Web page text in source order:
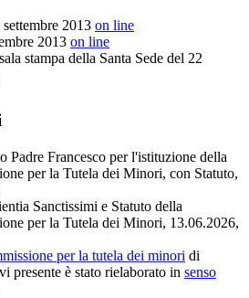
2013 on line
2013 on line
stampa della Santa Sede del 22
Padre Francesco per l'istituzione della
per la Tutela dei Minori, con Statuto,
Sanctissimi e Statuto della
per la Tutela dei Minori, 13.06.2026,
per la tutela dei minori di
presente è stato rielaborato in senso